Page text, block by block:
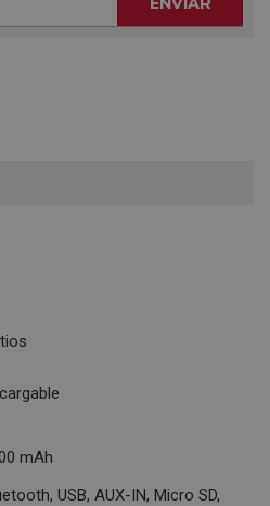
mAh
USB, AUX-IN, Micro SD,